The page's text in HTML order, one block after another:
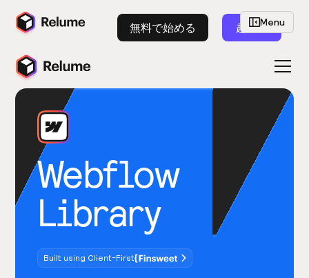
無料で始める 起動
Webflow
Library
Built using Client-First
Menu